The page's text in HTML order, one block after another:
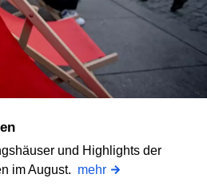
und Highlights der
im August. mehr